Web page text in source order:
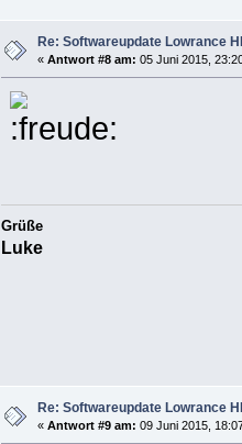
Re: Softwareupdate Lowrance
« Antwort #8 am: 05 Juni 2015,
Grüße
Luke
Re: Softwareupdate Lowrance
« Antwort #9 am: 09 Juni 2015,